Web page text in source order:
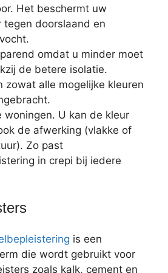
Het beschermt uw
tegen doorslaand en
omdat u minder moet
de betere isolatie.
zowat alle mogelijke kleuren
woningen. U kan de kleur
de afwerking (vlakke of
Zo past
in crepi bij iedere
is een
die wordt gebruikt voor
zoals kalk, cement en